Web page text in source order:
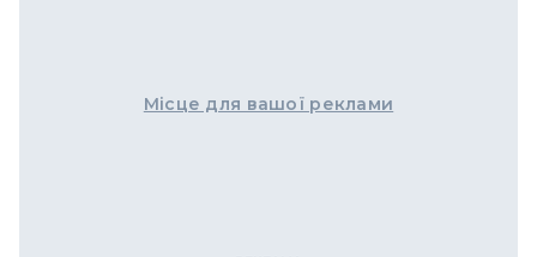
Місце для вашої реклами